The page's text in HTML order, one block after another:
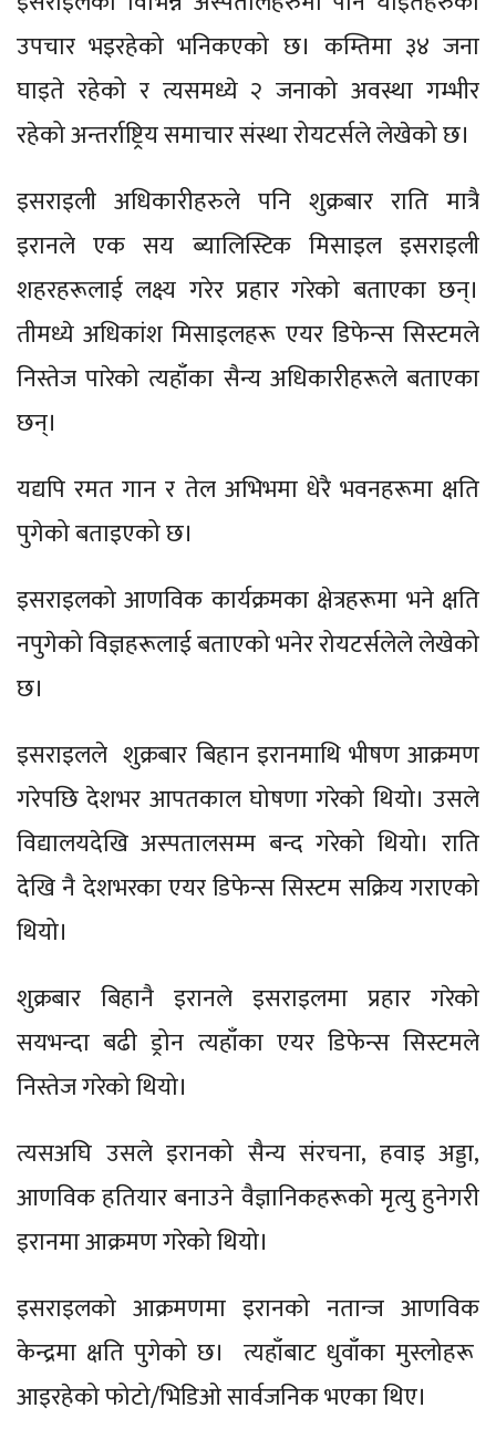
उपचार भइरहेको भनिकएको छ। कम्तिमा ३४ जना
घाइते रहेको र त्यसमध्ये २ जनाको अवस्था गम्भीर
रहेको अन्तर्राष्ट्रिय समाचार संस्था रोयटर्सले लेखेको छ।
इसराइली अधिकारीहरुले पनि शुक्रबार राति मात्रै
इरानले एक सय ब्यालिस्टिक मिसाइल इसराइली
शहरहरूलाई लक्ष्य गरेर प्रहार गरेको बताएका छन्।
तीमध्ये अधिकांश मिसाइलहरू एयर डिफेन्स सिस्टमले
निस्तेज पारेको त्यहाँका सैन्य अधिकारीहरूले बताएका
छन्।
यद्यपि रमत गान र तेल अभिभमा धेरै भवनहरूमा क्षति
पुगेको बताइएको छ।
इसराइलको आणविक कार्यक्रमका क्षेत्रहरूमा भने क्षति
नपुगेको विज्ञहरूलाई बताएको भनेर रोयटर्सलेले लेखेको
छ।
इसराइलले शुक्रबार बिहान इरानमाथि भीषण आक्रमण
गरेपछि देशभर आपतकाल घोषणा गरेको थियो। उसले
विद्यालयदेखि अस्पतालसम्म बन्द गरेको थियो। राति
देखि नै देशभरका एयर डिफेन्स सिस्टम सक्रिय गराएको
थियो।
शुक्रबार बिहानै इरानले इसराइलमा प्रहार गरेको
सयभन्दा बढी ड्रोन त्यहाँका एयर डिफेन्स सिस्टमले
निस्तेज गरेको थियो।
त्यसअघि उसले इरानको सैन्य संरचना, हवाइ अड्डा,
आणविक हतियार बनाउने वैज्ञानिकहरूको मृत्यु हुनेगरी
इरानमा आक्रमण गरेको थियो।
इसराइलको आक्रमणमा इरानको नतान्ज आणविक
केन्द्रमा क्षति पुगेको छ। त्यहाँबाट धुवाँका मुस्लोहरू
आइरहेको फोटो/भिडिओ सार्वजनिक भएका थिए।